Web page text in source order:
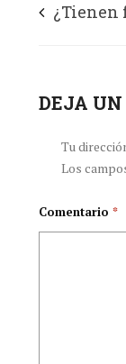
¿Tienen
la salud en
Colombia?
DEJA UN
Tu
Los
Comentario *